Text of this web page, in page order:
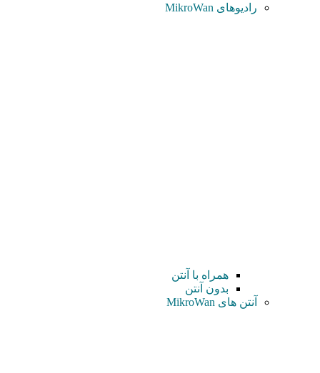
رادیوهای MikroWan
همراه با آنتن
بدون آنتن
آنتن های MikroWan